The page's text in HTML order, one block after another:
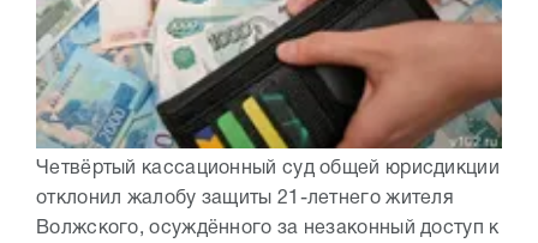
Четвёртый кассационный суд общей юрисдикции
отклонил жалобу защиты 21-летнего жителя
Волжского, осуждённого за незаконный доступ к